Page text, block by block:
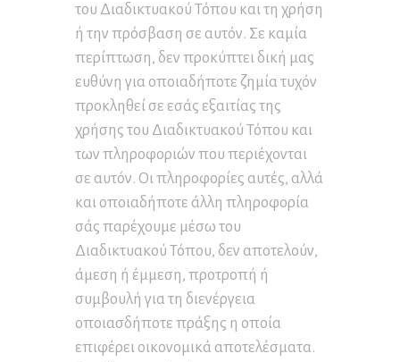
του Διαδικτυακού Τόπου και τη χρήση
ή την πρόσβαση σε αυτόν. Σε καμία
περίπτωση, δεν προκύπτει δική μας
ευθύνη για οποιαδήποτε ζημία τυχόν
προκληθεί σε εσάς εξαιτίας της
χρήσης του Διαδικτυακού Τόπου και
των πληροφοριών που περιέχονται
σε αυτόν. Οι πληροφορίες αυτές, αλλά
και οποιαδήποτε άλλη πληροφορία
σάς παρέχουμε μέσω του
Διαδικτυακού Τόπου, δεν αποτελούν,
άμεση ή έμμεση, προτροπή ή
συμβουλή για τη διενέργεια
οποιασδήποτε πράξης η οποία
επιφέρει οικονομικά αποτελέσματα.